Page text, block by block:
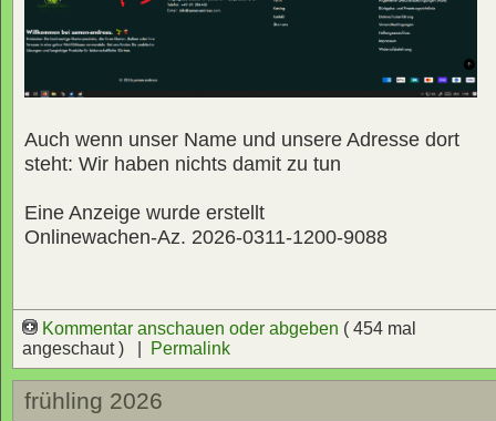
Auch wenn unser Name und unsere Adresse dort
steht: Wir haben nichts damit zu tun
Eine Anzeige wurde erstellt
Onlinewachen-Az. 2026-0311-1200-9088
Kommentar anschauen oder abgeben ( 454 mal
angeschaut ) |
Permalink
frühling 2026